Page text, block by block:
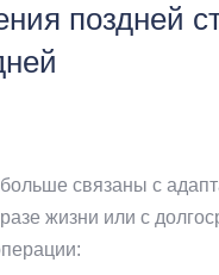
поздней
связаны с
жизни или с